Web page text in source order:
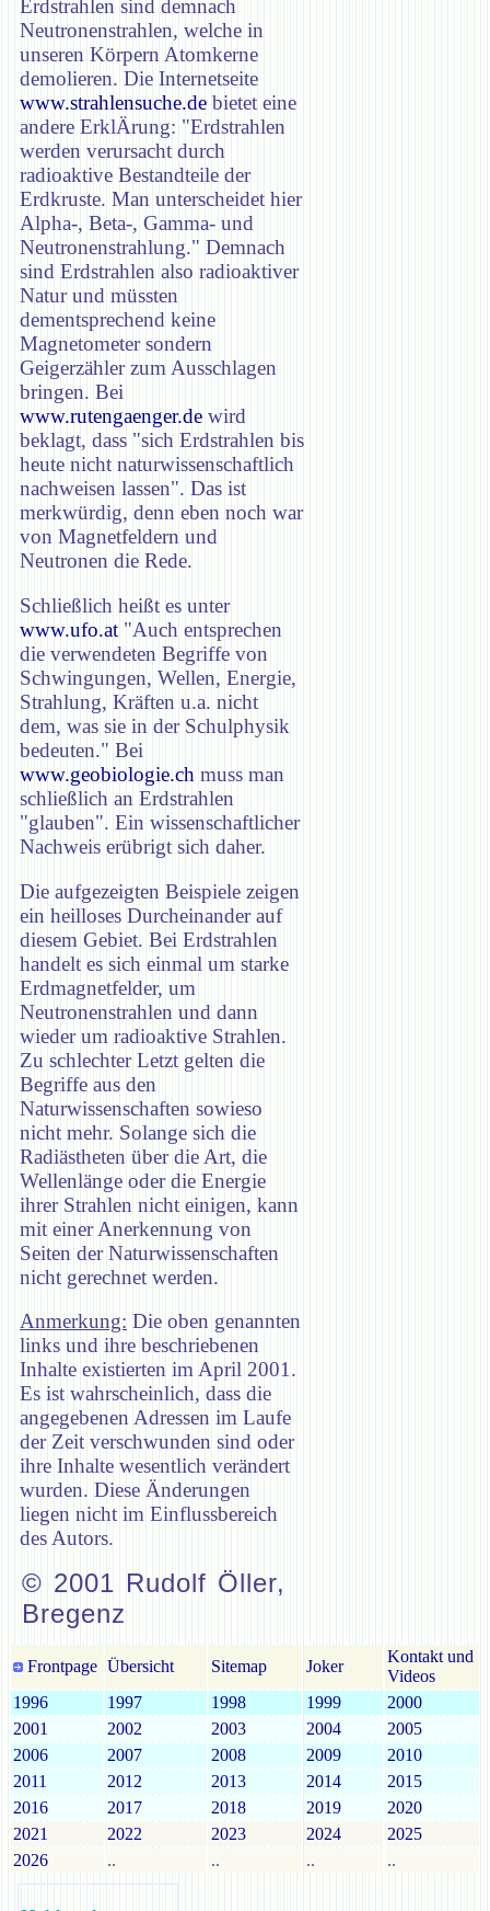
Erdstrahlen sind demnach
Neutronenstrahlen, welche in
unseren Körpern Atomkerne
demolieren. Die Internetseite
www.strahlensuche.de bietet eine
andere ErklÄrung: "Erdstrahlen
werden verursacht durch
radioaktive Bestandteile der
Erdkruste. Man unterscheidet hier
Alpha-, Beta-, Gamma- und
Neutronenstrahlung." Demnach
sind Erdstrahlen also radioaktiver
Natur und müssten
dementsprechend keine
Magnetometer sondern
Geigerzähler zum Ausschlagen
bringen. Bei
www.rutengaenger.de wird
beklagt, dass "sich Erdstrahlen bis
heute nicht naturwissenschaftlich
nachweisen lassen". Das ist
merkwürdig, denn eben noch war
von Magnetfeldern und
Neutronen die Rede.
Schließlich heißt es unter
www.ufo.at "Auch entsprechen
die verwendeten Begriffe von
Schwingungen, Wellen, Energie,
Strahlung, Kräften u.a. nicht
dem, was sie in der Schulphysik
bedeuten." Bei
www.geobiologie.ch muss man
schließlich an Erdstrahlen
"glauben". Ein wissenschaftlicher
Nachweis erübrigt sich daher.
Die aufgezeigten Beispiele zeigen
ein heilloses Durcheinander auf
diesem Gebiet. Bei Erdstrahlen
handelt es sich einmal um starke
Erdmagnetfelder, um
Neutronenstrahlen und dann
wieder um radioaktive Strahlen.
Zu schlechter Letzt gelten die
Begriffe aus den
Naturwissenschaften sowieso
nicht mehr. Solange sich die
Radiästheten über die Art, die
Wellenlänge oder die Energie
ihrer Strahlen nicht einigen, kann
mit einer Anerkennung von
Seiten der Naturwissenschaften
nicht gerechnet werden.
Anmerkung: Die oben genannten
links und ihre beschriebenen
Inhalte existierten im April 2001.
Es ist wahrscheinlich, dass die
angegebenen Adressen im Laufe
der Zeit verschwunden sind oder
ihre Inhalte wesentlich verändert
wurden. Diese Änderungen
liegen nicht im Einflussbereich
des Autors.
© 2001 Rudolf Öller,
Bregenz
Frontpage Übersicht Sitemap Joker
Kontakt und
Videos
1996
1997 1998 1999
2000
2001
2002 2003 2004
2005
2006
2007 2008 2009
2010
2011
2012 2013 2014
2015
2016
2017 2018 2019
2020
2021
2022 2023 2024
2025
2026
.. .. .. ..